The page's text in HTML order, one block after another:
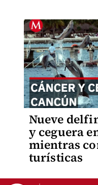
Nueve
y ceguera
mientras
turísticas